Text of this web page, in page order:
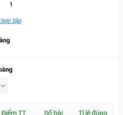
1
tập
Điểm TT Số bài Tỉ lệ đúng